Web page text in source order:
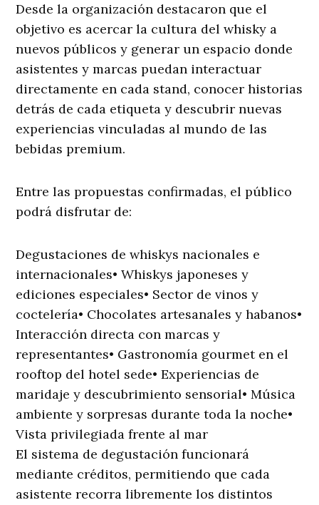
Desde la organización destacaron que el
objetivo es acercar la cultura del whisky a
nuevos públicos y generar un espacio donde
asistentes y marcas puedan interactuar
directamente en cada stand, conocer historias
detrás de cada etiqueta y descubrir nuevas
experiencias vinculadas al mundo de las
bebidas premium.
Entre las propuestas confirmadas, el público
podrá disfrutar de:
Degustaciones de whiskys nacionales e
internacionales• Whiskys japoneses y
ediciones especiales• Sector de vinos y
coctelería• Chocolates artesanales y habanos•
Interacción directa con marcas y
representantes• Gastronomía gourmet en el
rooftop del hotel sede• Experiencias de
maridaje y descubrimiento sensorial• Música
ambiente y sorpresas durante toda la noche•
Vista privilegiada frente al mar
El sistema de degustación funcionará
mediante créditos, permitiendo que cada
asistente recorra libremente los distintos